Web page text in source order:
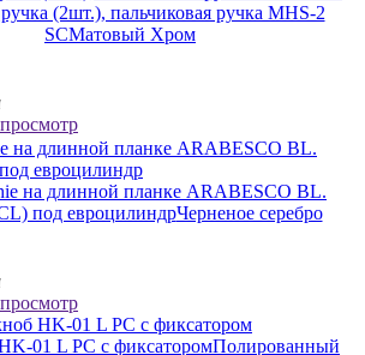
(2шт.), пальчиковая ручка MHS-2
SCМатовый Хром
на длинной планке ARABESCO BL.
под евроцилиндрЧерненое серебро
01 L PC с фиксаторомПолированный